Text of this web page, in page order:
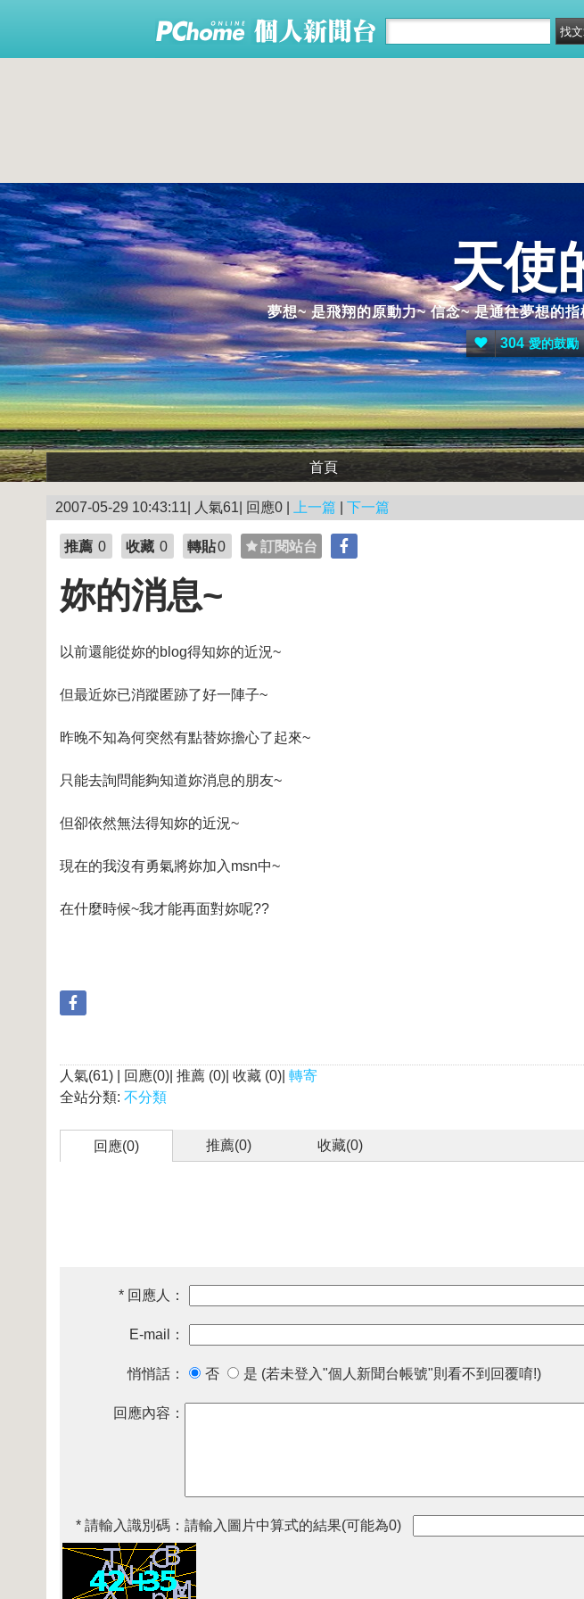
天使
夢想~ 是飛翔的原動力~ 信念~ 是通往夢想的
304 愛的鼓勵
首頁
2007-05-29 10:43:11| 人氣61| 回應0 | 上一篇 下一篇
推薦 0 收藏 0 轉貼0 訂閱站台
妳的消息~
以前還能從妳的blog得知妳的近況~
但最近妳已消蹤匿跡了好一陣子~
昨晚不知為何突然有點替妳擔心了起來~
只能去詢問能夠知道妳消息的朋友~
但卻依然無法得知妳的近況~
現在的我沒有勇氣將妳加入msn中~
在什麼時候~我才能再面對妳呢??
人氣(61) | 回應(0)| 推薦 (0)| 收藏 (0)| 轉寄
全站分類: 不分類
回應(0) 推薦(0) 收藏(0)
* 回應人：
E-mail：
悄悄話： 否 是 (若未登入"個人新聞台帳號"則看不到回覆唷!)
回應內容：
* 請輸入識別碼： 請輸入圖片中算式的結果(可能為0)